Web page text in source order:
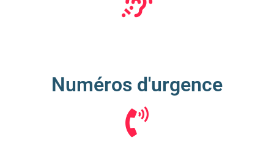
Numéros d'urgence